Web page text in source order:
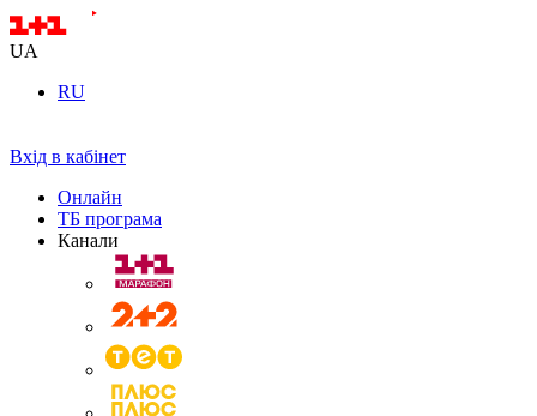
UA
RU
Вхід в кабінет
Онлайн
ТБ програма
Канали